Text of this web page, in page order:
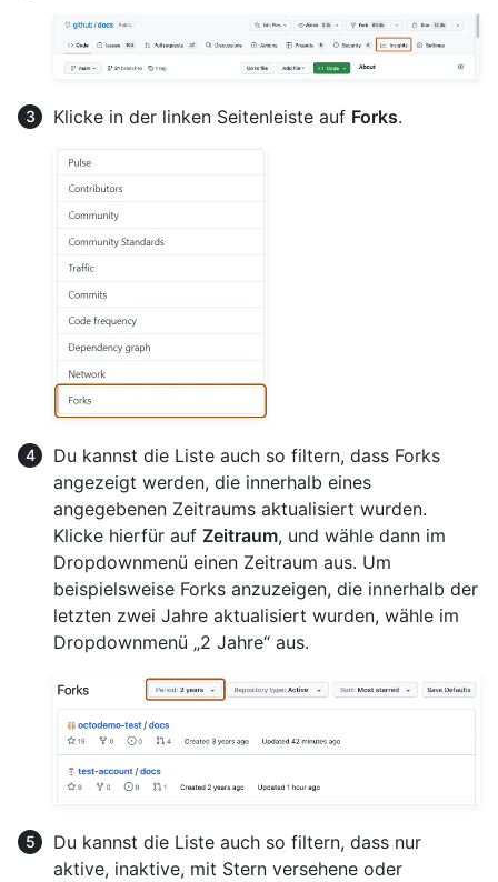
Klicke in der linken Seitenleiste auf Forks.
Du kannst die Liste auch so filtern, dass Forks
angezeigt werden, die innerhalb eines
angegebenen Zeitraums aktualisiert wurden.
Klicke hierfür auf Zeitraum, und wähle dann im
Dropdownmenü einen Zeitraum aus. Um
beispielsweise Forks anzuzeigen, die innerhalb der
letzten zwei Jahre aktualisiert wurden, wähle im
Dropdownmenü „2 Jahre“ aus.
Du kannst die Liste auch so filtern, dass nur
aktive, inaktive, mit Stern versehene oder